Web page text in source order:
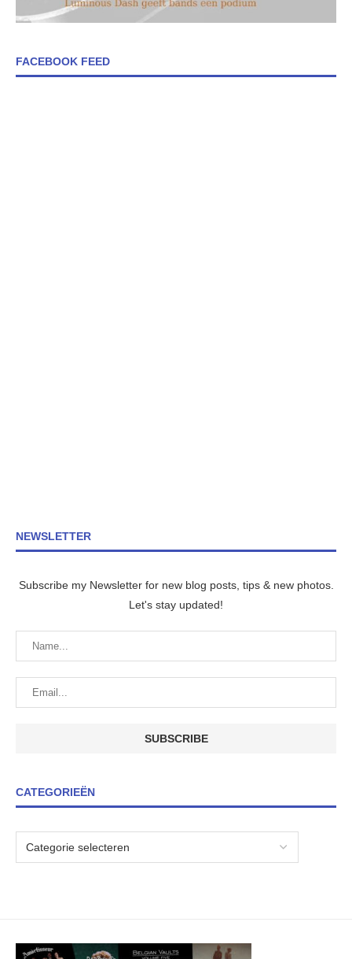
FACEBOOK FEED
NEWSLETTER
Subscribe my Newsletter for new blog posts, tips & new photos.
Let's stay updated!
CATEGORIEËN